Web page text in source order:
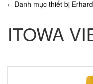
Danh mục thiết bị
ITOWA